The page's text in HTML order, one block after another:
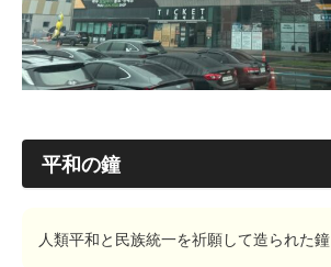
平和の鐘
人類平和と民族統一を祈願して造られた鐘